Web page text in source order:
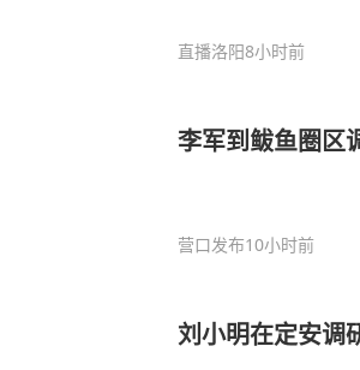
直播洛阳8小时前
李军到鲅鱼圈区
营口发布10小时前
刘小明在定安调